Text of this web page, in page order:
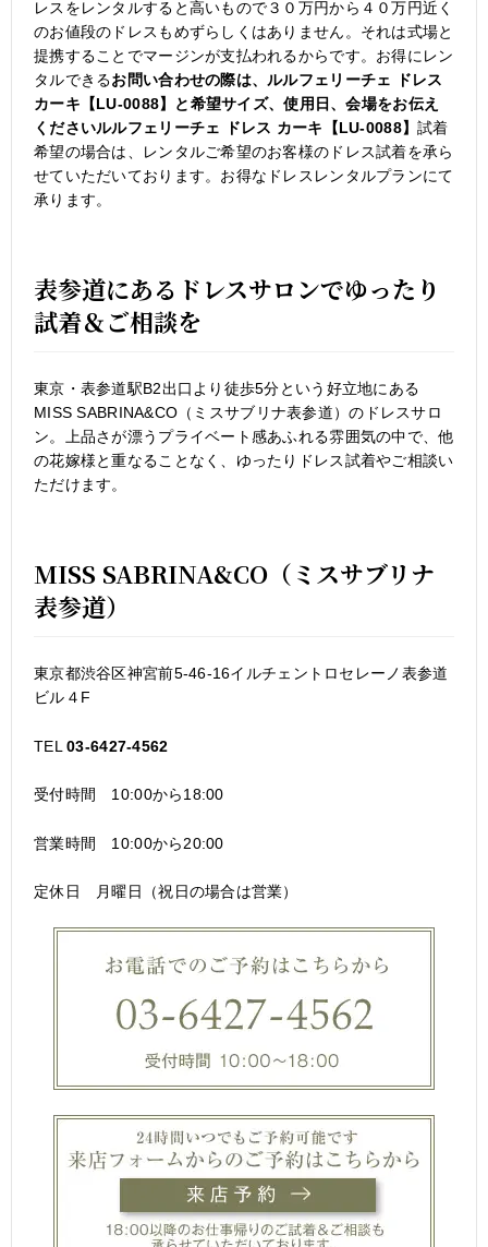
レスをレンタルすると高いもので３０万円から４０万円近く
のお値段のドレスもめずらしくはありません。それは式場と
提携することでマージンが支払われるからです。お得にレン
タルできるお問い合わせの際は、ルルフェリーチェ ドレス
カーキ【LU-0088】と希望サイズ、使用日、会場をお伝え
くださいルルフェリーチェ ドレス カーキ【LU-0088】試着
希望の場合は、レンタルご希望のお客様のドレス試着を承ら
せていただいております。お得なドレスレンタルプランにて
承ります。
表参道にあるドレスサロンでゆったり
試着＆ご相談を
東京・表参道駅B2出口より徒歩5分という好立地にある
MISS SABRINA&CO（ミスサブリナ表参道）のドレスサロ
ン。上品さが漂うプライベート感あふれる雰囲気の中で、他
の花嫁様と重なることなく、ゆったりドレス試着やご相談い
ただけます。
MISS SABRINA&CO（ミスサブリナ
表参道）
東京都渋谷区神宮前5-46-16イルチェントロセレーノ表参道
ビル４F
TEL03-6427-4562
受付時間 10:00から18:00
営業時間 10:00から20:00
定休日 月曜日（祝日の場合は営業）